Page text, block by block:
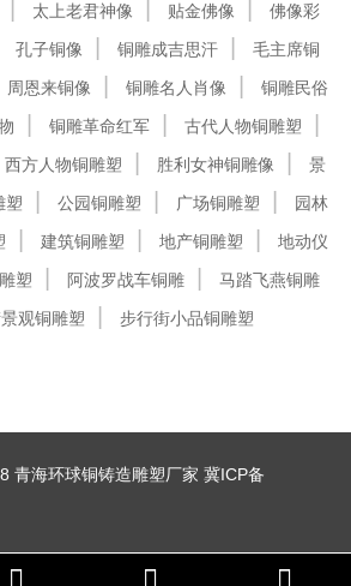
太上老君神像 贴金佛像
佛像彩
孔子铜像 铜雕成吉思汗
毛主席铜
周恩来铜像 铜雕名人肖像
铜雕民俗
铜雕革命红军
古代人物铜雕塑
西方人物铜雕塑 胜利女神铜雕像
景
塑 公园铜雕塑 广场铜雕塑
园林
建筑铜雕塑 地产铜雕塑
地动仪
塑 阿波罗战车铜雕
马踏飞燕铜雕
观铜雕塑 步行街小品铜雕塑
青海环球铜铸造雕塑厂家 冀ICP备